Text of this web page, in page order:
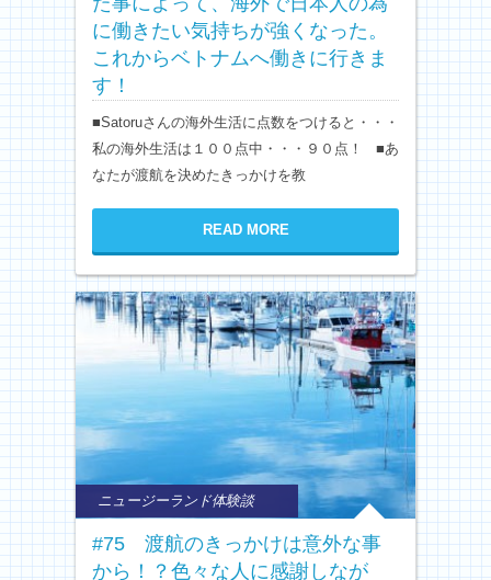
に働きたい気持ちが強くなった。
これからベトナムへ働きに行きま
す！
■Satoruさんの海外生活に点数をつけると・・・
私の海外生活は１００点中・・・９０点！ ■あ
なたが渡航を決めたきっかけを教
READ MORE
ニュージーランド体験談
#75 渡航のきっかけは意外な事
から！？色々な人に感謝しなが